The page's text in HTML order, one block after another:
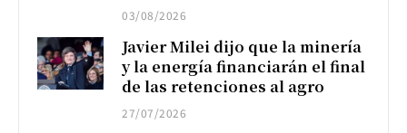
03/08/2026
Javier Milei dijo que la minería
y la energía financiarán el final
de las retenciones al agro
27/07/2026